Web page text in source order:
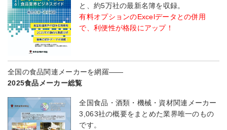
と、約5万社の最新名簿を収録。
有料オプションのExcelデータとの併用
で、利便性が格段にアップ！
全国の食品関連メーカーを網羅――
2025食品メーカー総覧
全国食品・酒類・機械・資材関連メーカー
3,063社の概要をまとめた業界唯一のもの
です。